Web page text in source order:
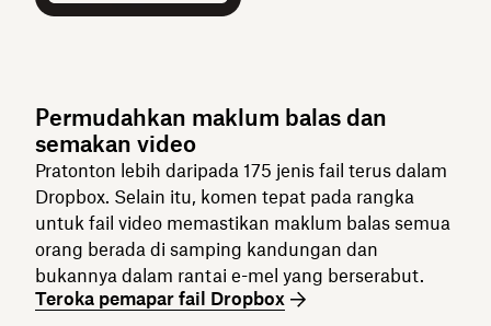
Permudahkan maklum balas dan
semakan video
Pratonton lebih daripada 175 jenis fail terus dalam
Dropbox. Selain itu, komen tepat pada rangka
untuk fail video memastikan maklum balas semua
orang berada di samping kandungan dan
bukannya dalam rantai e-mel yang berserabut.
Teroka pemapar fail Dropbox